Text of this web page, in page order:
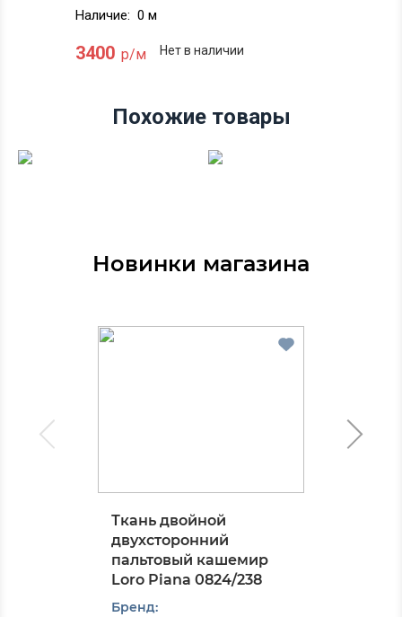
Наличие: 0 м
3400 р/м Нет в наличии
Похожие товары
Новинки магазина
Ткань двойной
двухсторонний
пальтовый кашемир
Loro Piana 0824/238
Бренд: